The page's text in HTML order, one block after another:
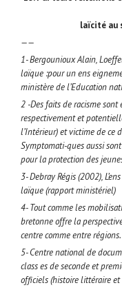
laïcité au
——
1- Bergounioux Alain,
laïque :pour un ens
ministère de l’Education
2 -Des faits de racisme
respectivement et
l’Intérieur) et victime de ce
Symptomati-ques aussi
pour la protection des
3- Debray Régis (2002),
laïque (rapport ministériel)
4- Tout comme les
bretonne offre la
centre comme entre régions.
5- Centre national de
class es de seconde et
officiels (histoire littéraire